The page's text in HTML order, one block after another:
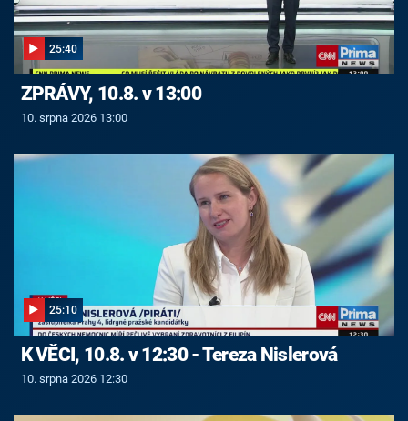
25:40
ZPRÁVY, 10.8. v 13:00
10. srpna 2026 13:00
25:10
K VĚCI, 10.8. v 12:30 - Tereza Nislerová
10. srpna 2026 12:30